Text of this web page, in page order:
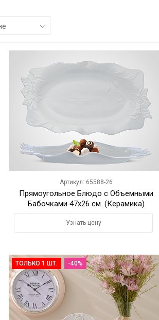
Артикул: 65588-26
Прямоугольное Блюдо c Объемными
Бабочками 47x26 см. (Керамика)
Узнать цену
ТОЛЬКО 1 ШТ. -40%